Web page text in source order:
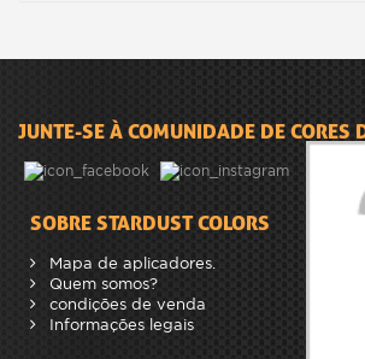
JUNTE-SE À COMUNIDADE DE CORES
SOBRE STARDUST COLORS
Mapa de aplicadores.
Quem somos?
condições de venda
Informações legais